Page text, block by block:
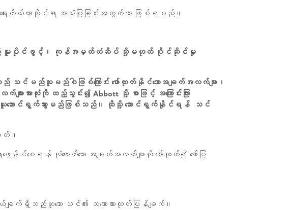
းကိုယ်တာဆိုင်ရာ အသုံးပြုခြင်းအတွက်သာ ဖြစ်ရမည်။
ည့် မူပိုင်ခွင့်၊ ကုန်အမှတ်တံဆိပ် သို့မဟုတ် ပိုင်ဆိုင်မှု
ည်သူမည်ဝါဖြစ်ကြောင်း ဖော်ထုတ်နိုင်သောအချက်အလက်များ၊
အားလုံးကို ထည့်သွင်း၍ Abbott သို့ စာဖြင့် အကြောင်းကြား
ယူဆောင်ရွက်သွားမည်ဖြစ်သည်။ ထိုသို့ ဆောင်ရွက်နိုင်ရန် သင်
တ်။
ဖွေနိုင်စေရန် လုံလောက်သော အချက်အလက်များကို ဖော်ထုတ်၍ ဖော်ပြ
ရွယ်ချက်ရှိသည်ဟူသော သင်၏ သဘောထားထုတ်ပြန်ချက်။